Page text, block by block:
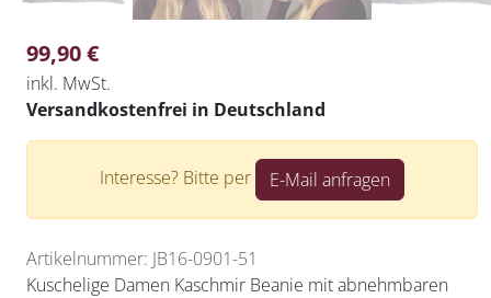
99,90€
inkl. MwSt.
Versandkostenfrei in Deutschland
Interesse? Bitte per E-Mail anfragen
Artikelnummer: JB16-0901-51
Kuschelige Damen Kaschmir Beanie mit abnehmbaren